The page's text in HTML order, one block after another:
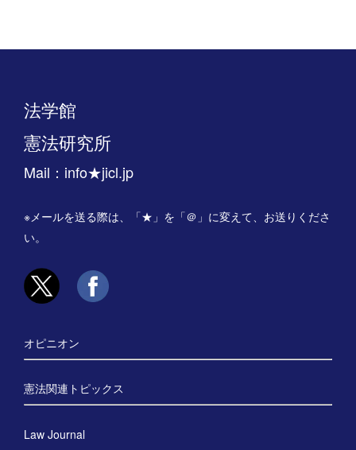
法学館
憲法研究所
Mail：info★jicl.jp
※メールを送る際は、「★」を「＠」に変えて、お送りくださ
い。
オピニオン
憲法関連トピックス
Law Journal